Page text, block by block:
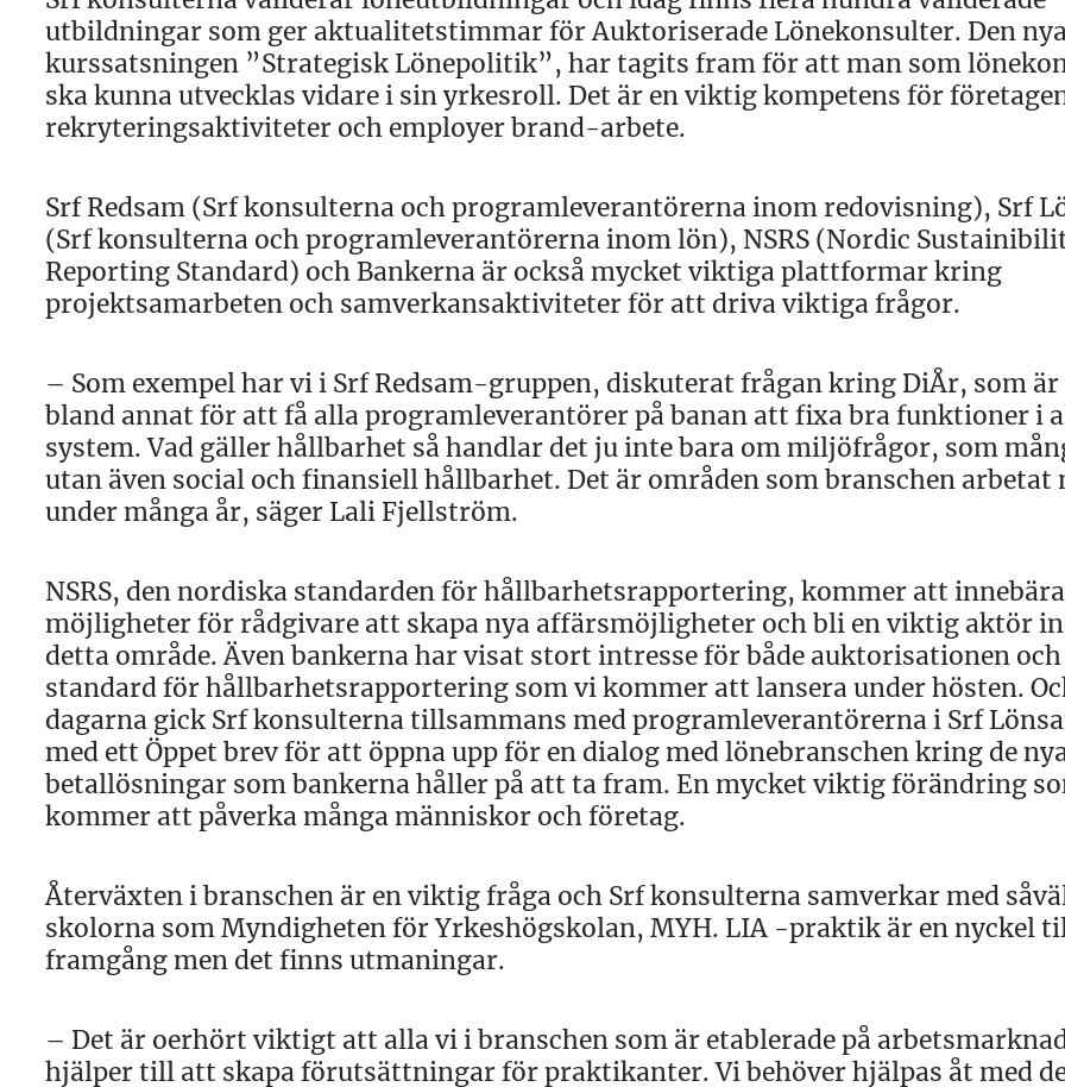
utbildningar som ger aktualitetstimmar för Auktoriserade Lönekonsulter. Den
kurssatsningen ”Strategisk Lönepolitik”, har tagits fram för att man som
ska kunna utvecklas vidare i sin yrkesroll. Det är en viktig kompetens för
rekryteringsaktiviteter och employer brand-arbete.
Srf Redsam (Srf konsulterna och programleverantörerna inom redovisning), Srf
(Srf konsulterna och programleverantörerna inom lön), NSRS (Nordic
Reporting Standard) och Bankerna är också mycket viktiga plattformar kring
projektsamarbeten och samverkansaktiviteter för att driva viktiga frågor.
– Som exempel har vi i Srf Redsam-gruppen, diskuterat frågan kring DiÅr, som
bland annat för att få alla programleverantörer på banan att fixa bra funktioner i
system. Vad gäller hållbarhet så handlar det ju inte bara om miljöfrågor, som
utan även social och finansiell hållbarhet. Det är områden som branschen arbetat
under många år, säger Lali Fjellström.
NSRS, den nordiska standarden för hållbarhetsrapportering, kommer att innebära
möjligheter för rådgivare att skapa nya affärsmöjligheter och bli en viktig aktör
detta område. Även bankerna har visat stort intresse för både auktorisationen och
standard för hållbarhetsrapportering som vi kommer att lansera under hösten.
dagarna gick Srf konsulterna tillsammans med programleverantörerna i Srf
med ett Öppet brev för att öppna upp för en dialog med lönebranschen kring de
betallösningar som bankerna håller på att ta fram. En mycket viktig förändring
kommer att påverka många människor och företag.
Återväxten i branschen är en viktig fråga och Srf konsulterna samverkar med
skolorna som Myndigheten för Yrkeshögskolan, MYH. LIA -praktik är en nyckel
framgång men det finns utmaningar.
– Det är oerhört viktigt att alla vi i branschen som är etablerade på
hjälper till att skapa förutsättningar för praktikanter. Vi behöver hjälpas åt med